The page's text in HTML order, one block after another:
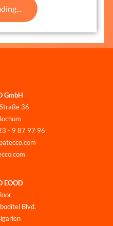
GmbH
36
- 9 87 97 96
EOOD
Blvd.